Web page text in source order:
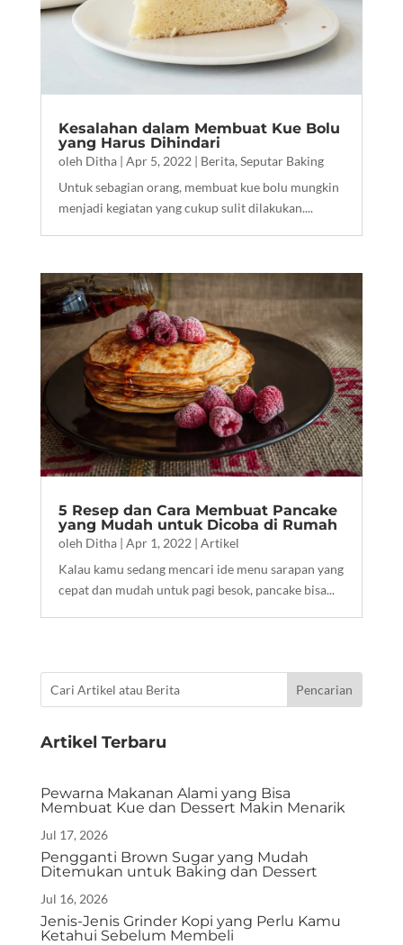
Kesalahan dalam Membuat Kue Bolu
yang Harus Dihindari
oleh Ditha| Apr 5, 2022 | Berita, Seputar Baking
Untuk sebagian orang, membuat kue bolu mungkin
menjadi kegiatan yang cukup sulit dilakukan....
5 Resep dan Cara Membuat Pancake
yang Mudah untuk Dicoba di Rumah
oleh Ditha| Apr 1, 2022 | Artikel
Kalau kamu sedang mencari ide menu sarapan yang
cepat dan mudah untuk pagi besok, pancake bisa...
Artikel Terbaru
Pewarna Makanan Alami yang Bisa
Membuat Kue dan Dessert Makin Menarik
Jul 17, 2026
Pengganti Brown Sugar yang Mudah
Ditemukan untuk Baking dan Dessert
Jul 16, 2026
Jenis-Jenis Grinder Kopi yang Perlu Kamu
Ketahui Sebelum Membeli